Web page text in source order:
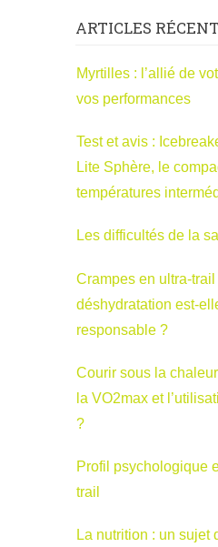
ARTICLES
Myrtilles : l’allié de
vos performances
Test et avis :
Lite Sphère, le
températures
Les difficultés de la
Crampes en ultra-trail
déshydratation est-
responsable ?
Courir sous la
la VO2max et
?
Profil psychologique
trail
La nutrition : un sujet